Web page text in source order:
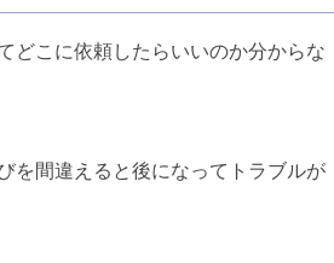
どこに依頼したらいいのか分からな
を間違えると後になってトラブルが